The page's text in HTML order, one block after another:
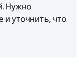
Нужно
и уточнить, что